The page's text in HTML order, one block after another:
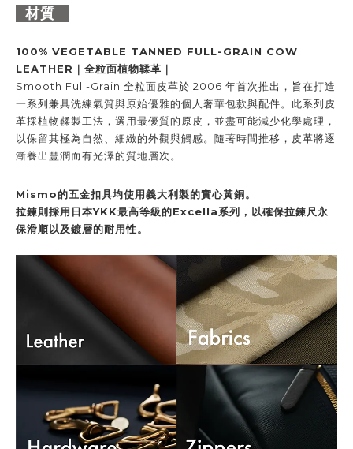
材質
100% VEGETABLE TANNED FULL-GRAIN COW
LEATHER ｜ 全粒面植物鞣革 ｜
Smooth Full-Grain 全粒面皮革於 2006 年首次推出，旨在打造
一系列兼具洗練氣質與原始優雅的個人奢華包款與配件。此系列皮
革採植物鞣製工法，選用最優質的原皮，並盡可能減少化學處理，
以保留其極為自然、細緻的外觀與觸感。隨著時間推移，皮革將逐
漸養出豐潤而有光澤的質地層次。
Mismo的五金扣具均使用義大利製的實心黃銅。
拉鍊則採用日本YKK最高等級的Excella系列，以確保拉鍊尺永
保滑順以及鍍層的耐用性。